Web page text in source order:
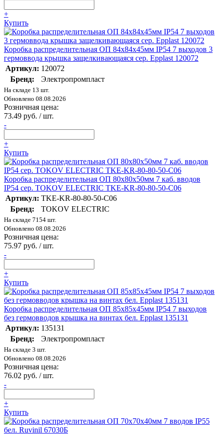
+
Купить
Коробка распределительная ОП 84х84х45мм IP54 7 выходов 3
гермоввода крышка защелкивающаяся сер. Epplast 120072
Артикул: 120072
Бренд:
Электропромпласт
На складе 13 шт.
Обновлено 08.08.2026
Розничная цена:
73.49 руб. / шт.
-
+
Купить
Коробка распределительная ОП 80х80х50мм 7 каб. вводов
IP54 сер. TOKOV ELECTRIC TKE-KR-80-80-50-C06
Артикул: TKE-KR-80-80-50-C06
Бренд:
TOKOV ELECTRIC
На складе 7154 шт.
Обновлено 08.08.2026
Розничная цена:
75.97 руб. / шт.
-
+
Купить
Коробка распределительная ОП 85х85х45мм IP54 7 выходов
без гермовводов крышка на винтах бел. Epplast 135131
Артикул: 135131
Бренд:
Электропромпласт
На складе 3 шт.
Обновлено 08.08.2026
Розничная цена:
76.02 руб. / шт.
-
+
Купить